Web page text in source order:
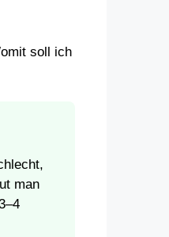
soll ich
man